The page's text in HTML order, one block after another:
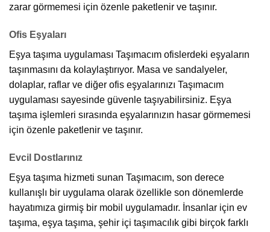
zarar görmemesi için özenle paketlenir ve taşınır.
Ofis Eşyaları
Eşya taşıma uygulaması Taşımacım ofislerdeki eşyaların
taşınmasını da kolaylaştırıyor. Masa ve sandalyeler,
dolaplar, raflar ve diğer ofis eşyalarınızı Taşımacım
uygulaması sayesinde güvenle taşıyabilirsiniz. Eşya
taşıma işlemleri sırasında eşyalarınızın hasar görmemesi
için özenle paketlenir ve taşınır.
Evcil Dostlarınız
Eşya taşıma hizmeti sunan Taşımacım, son derece
kullanışlı bir uygulama olarak özellikle son dönemlerde
hayatımıza girmiş bir mobil uygulamadır. İnsanlar için ev
taşıma, eşya taşıma, şehir içi taşımacılık gibi birçok farklı